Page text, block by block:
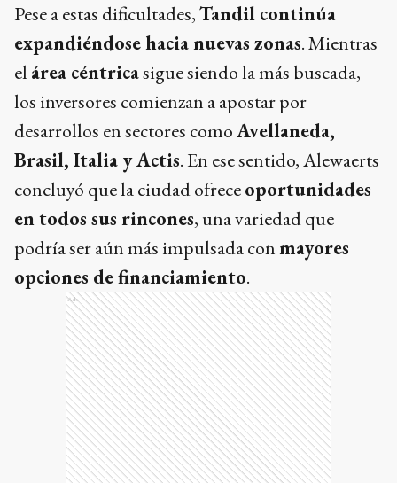
Pese a estas dificultades,Tandil continúa
expandiéndose hacia nuevas zonas. Mientras
el área céntricasigue siendo la más buscada,
los inversores comienzan a apostar por
desarrollos en sectores comoAvellaneda,
Brasil, Italia y Actis. En ese sentido, Alewaerts
concluyó que la ciudad ofreceoportunidades
en todos sus rincones, una variedad que
podría ser aún más impulsada conmayores
opciones de financiamiento.
Ads